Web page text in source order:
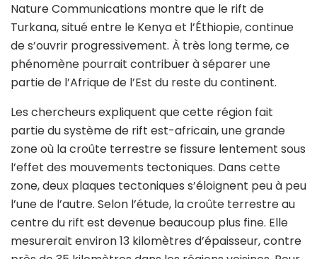
Nature Communications montre que le rift de
Turkana, situé entre le Kenya et l’Éthiopie, continue
de s’ouvrir progressivement. À très long terme, ce
phénomène pourrait contribuer à séparer une
partie de l’Afrique de l’Est du reste du continent.
Les chercheurs expliquent que cette région fait
partie du système de rift est-africain, une grande
zone où la croûte terrestre se fissure lentement sous
l’effet des mouvements tectoniques. Dans cette
zone, deux plaques tectoniques s’éloignent peu à peu
l’une de l’autre. Selon l’étude, la croûte terrestre au
centre du rift est devenue beaucoup plus fine. Elle
mesurerait environ 13 kilomètres d’épaisseur, contre